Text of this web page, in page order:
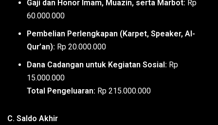
Gaji dan Honor Imam, Muazin, serta Marbot: Rp
60.000.000
Pembelian Perlengkapan (Karpet, Speaker, Al-
Qur’an): Rp 20.000.000
Dana Cadangan untuk Kegiatan Sosial: Rp
15.000.000
Total Pengeluaran: Rp 215.000.000
C. Saldo Akhir